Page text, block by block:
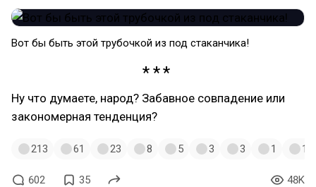
Вот бы быть этой трубочкой из под стаканчика!
Ну что думаете, народ? Забавное совпадение или
закономерная тенденция?
213 61 23 8 5 3 3 1 1
602 35 48K